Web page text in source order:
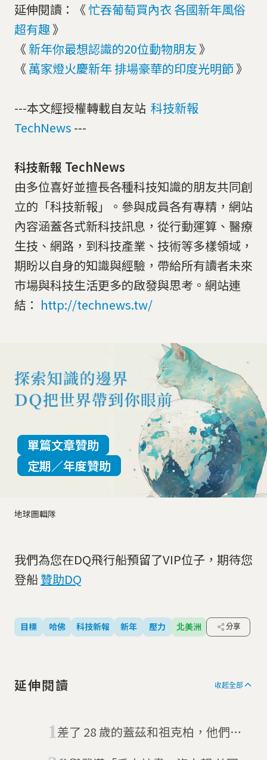
延伸閱讀：《忙吞葡萄買內衣 各國新年風俗
超有趣》
《 新年你最想認識的20位動物朋友 》
《 萬家燈火慶新年 排場豪華的印度光明節》
---本文經授權轉載自友站 科技新報
TechNews ---
科技新報 TechNews
由多位喜好並擅長各種科技知識的朋友共同創
立的「科技新報」。參與成員各有專精，網站
內容涵蓋各式新科技訊息，從行動運算、醫療
生技、網路，到科技產業、技術等多樣領域，
期盼以自身的知識與經驗，帶給所有讀者未來
市場與科技生活更多的啟發與思考。網站連
結： http://technews.tw/
地球圖輯隊
單篇文章贊助
定期／年度贊助
我們為您在DQ飛行船預留了VIP位子，期待您
登船贊助DQ
目標 哈佛 科技新報 新年 壓力 北美洲 分享
延伸閱讀 收起全部
差了 28 歲的蓋茲和祖克柏，他們在